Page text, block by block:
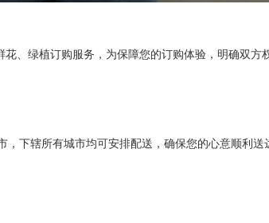
、绿植订购服务，为保障您的订购体验，明确双方
，下辖所有城市均可安排配送，确保您的心意顺利送